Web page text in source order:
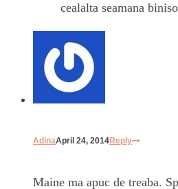
cealalta seamana
AdinaApril 24, 2014Reply
Maine ma apuc de treaba.